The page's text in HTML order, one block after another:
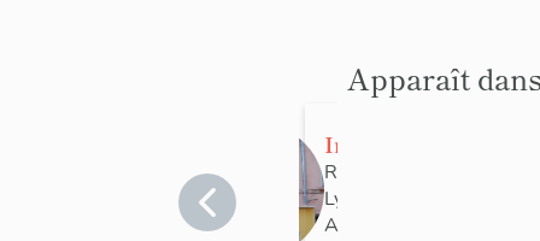
Apparaît
Immeuble
Rhône
Lyon 7e
Arrondissement